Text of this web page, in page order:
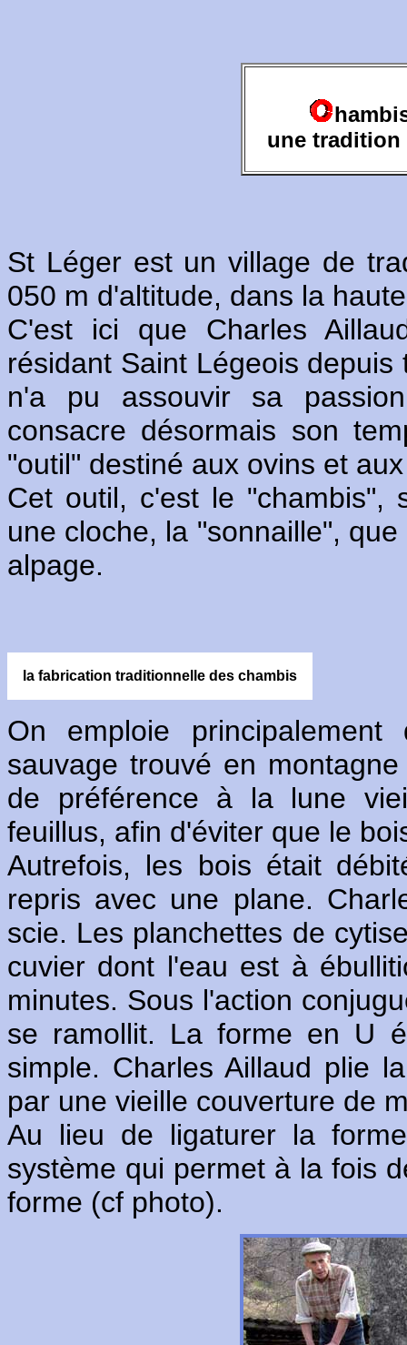
une tradition
St Léger est un village de
050 m d'altitude, dans la
C'est ici que Charles
résidant Saint Légeois
n'a pu assouvir sa
consacre désormais son
"outil" destiné aux ovins et
Cet outil, c'est le "chambis",
une cloche, la "sonnaille",
alpage.
la fabrication traditionnelle des chambis
On emploie
sauvage trouvé en
de préférence à la lune
feuillus, afin d'éviter que le
Autrefois, les bois était
repris avec une plane.
scie. Les planchettes de
cuvier dont l'eau est à
minutes. Sous l'action
se ramollit. La forme en U
simple. Charles Aillaud plie
par une vieille couverture de
Au lieu de ligaturer la
système qui permet à la fois
forme (cf photo).